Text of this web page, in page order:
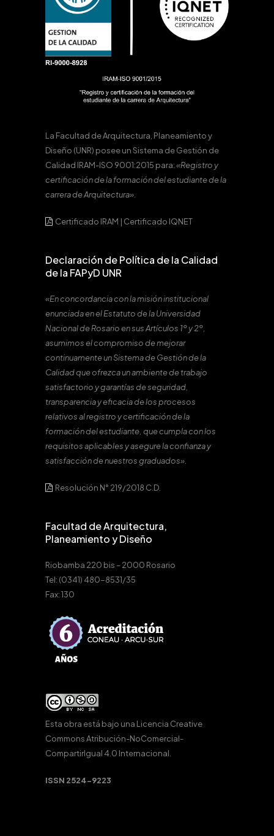
La Facultad de Arquitectura, Planeamiento y
Diseño (UNR) posee un Sistema de Gestión de
Calidad IRAM-ISO 9001:2015 para:«Registro y
certificación de la formación del estudiante de la
carrera de Arquitectura».
Certificado IRAM | Certificado IQNET
Declaración de Política de la Calidad
de la FAPyD UNR
«En concordancia con la misión institucional
enunciada en el Estatuto de la Universidad
Nacional de Rosario en sus Artículos 1º y 2º,
asumimos el compromiso de mejorar
continuamente un Sistema de Gestión de la
Calidad que ofrezca un ambiente de trabajo
satisfactorio y garantías de seguridad,
transparencia y eficacia de los procesos
relativos al registro y certificación de la
formación del estudiante, que cumpla con los
requisitos aplicables y asegure la confianza y
satisfacción de nuestros graduados».
Resolución N° 219/2018 C.D.
Facultad de Arquitectura,
Planeamiento y Diseño
Riobamba 220 bis – 2000 Rosario
Tel: (0341) 480-8531/35
Fax: 130
Esta obra está bajo una Licencia Creative
Commons Atribución-NoComercial-
CompartirIgual 4.0 Internacional.
ISSN 2524-9223